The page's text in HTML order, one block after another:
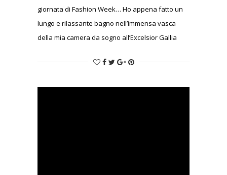
giornata di Fashion Week… Ho appena fatto un
lungo e rilassante bagno nell’immensa vasca
della mia camera da sogno all’Excelsior Gallia
primo dei look che ho indossato ieri, per la sfilata